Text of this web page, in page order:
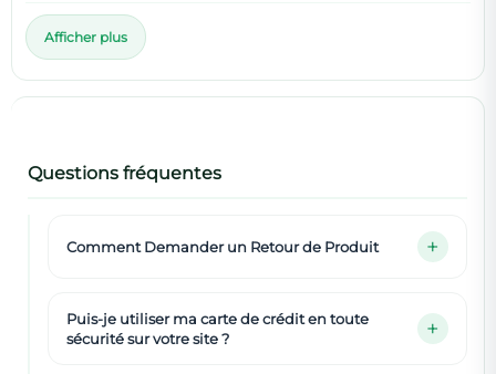
Afficher plus
Questions fréquentes
Comment Demander un Retour de Produit
Puis-je utiliser ma carte de crédit en toute
sécurité sur votre site ?